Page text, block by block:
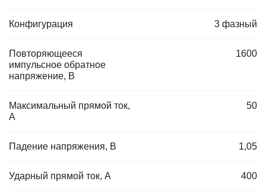
Конфигурация 3 фазный
Повторяющееся
импульсное обратное
напряжение, В
1600
Максимальный прямой ток,
А
50
Падение напряжения, В 1,05
Ударный прямой ток, А 400